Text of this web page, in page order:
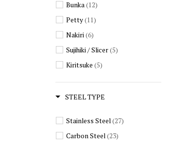
Bunka(12)
Petty(11)
Nakiri(6)
Sujihiki / Slicer(5)
Kiritsuke (5)
Utility(2)
Prosciutto (2)
STEEL TYPE
Stainless Steel(27)
Carbon Steel(23)